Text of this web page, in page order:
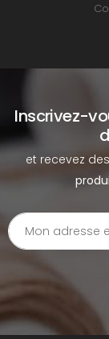
Inscrivez-
et recevez